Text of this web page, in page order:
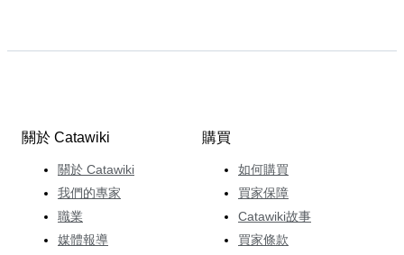
關於 Catawiki
關於 Catawiki
我們的專家
職業
媒體報導
購買
如何購買
買家保障
Catawiki故事
買家條款